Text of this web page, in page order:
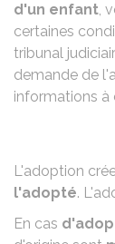
d'un enfant,
certaines
tribunal
demande de
informations à
L'adoption
l'adopté.
En cas